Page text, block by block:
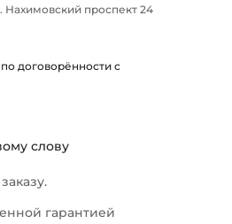
Нахимовский проспект 24
договорённости с
слову
гарантией